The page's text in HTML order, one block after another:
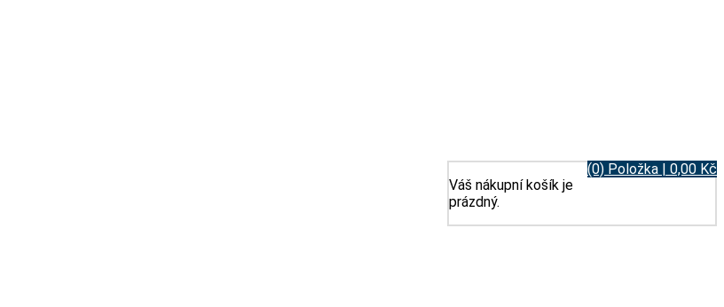
(0) Položka | 0,00 Kč
Váš nákupní košík je
prázdný.